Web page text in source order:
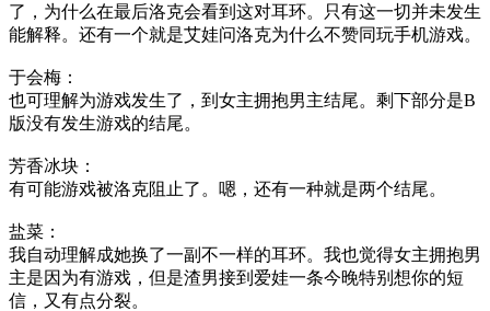
了，为什么在最后洛克会看到这对耳环。只有这一切并未发生
能解释。还有一个就是艾娃问洛克为什么不赞同玩手机游戏。
于会梅：
也可理解为游戏发生了，到女主拥抱男主结尾。剩下部分是B
版没有发生游戏的结尾。
芳香冰块：
有可能游戏被洛克阻止了。嗯，还有一种就是两个结尾。
盐菜：
我自动理解成她换了一副不一样的耳环。我也觉得女主拥抱男
主是因为有游戏，但是渣男接到爱娃一条今晚特别想你的短
信，又有点分裂。